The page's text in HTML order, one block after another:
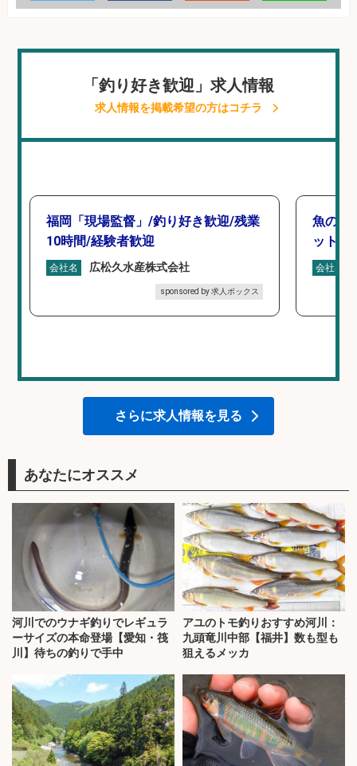
「釣り好き歓迎」求人情報
求人情報を掲載希望の方はコチラ
福岡「現場監督」/釣り好き歓迎/残業
10時間/経験者歓迎
会社名 広松久水産株式会社
sponsored by 求人ボックス
魚の「
ットを
会社名
さらに求人情報を見る
あなたにオススメ
河川でのウナギ釣りでレギュラ
ーサイズの本命登場【愛知・筏
川】待ちの釣りで手中
アユのトモ釣りおすすめ河川：
九頭竜川中部【福井】数も型も
狙えるメッカ